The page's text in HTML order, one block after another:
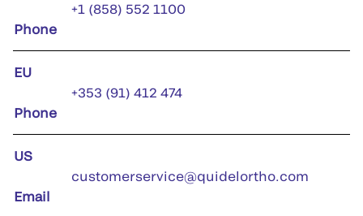
Phone
+1 (858) 552 1100
EU
Phone
+353 (91) 412 474
US
Email
customerservice@quidelortho.com